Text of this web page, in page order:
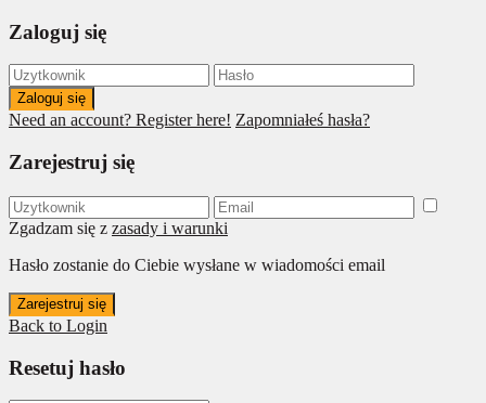
Zaloguj się
Zaloguj się
Need an account? Register here! Zapomniałeś hasła?
Zarejestruj się
Zgadzam się z zasady i warunki
Hasło zostanie do Ciebie wysłane w wiadomości email
Zarejestruj się
Back to Login
Resetuj hasło